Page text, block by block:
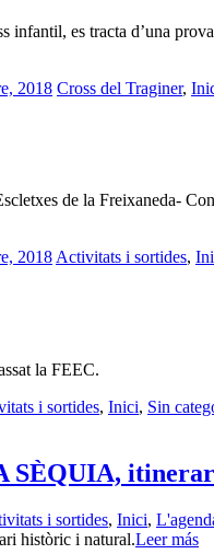
infantil, es tracta d’una
2018 Cross del Traginer,
de la Freixaneda-
2018Activitats i sortides,
la FEEC.
i sortides, Inici, Sin
SÈQUIA,
i sortides, Inici,
històric i natural.Leer más